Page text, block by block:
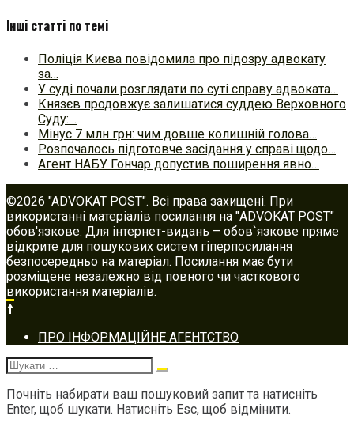
Інші статті по темі
Поліція Києва повідомила про підозру адвокату
за…
У суді почали розглядати по суті справу адвоката…
Князєв продовжує залишатися суддею Верховного
Суду:…
Мінус 7 млн грн: чим довше колишній голова…
Розпочалось підготовче засідання у справі щодо…
Агент НАБУ Гончар допустив поширення явно…
©2026 "ADVOKAT POST". Всі права захищені. При
використанні матеріалів посилання на "ADVOKAT POST"
обов'язкове. Для інтернет-видань – обов`язкове пряме
відкрите для пошукових систем гіперпосилання
безпосередньо на матеріал. Посилання має бути
розміщене незалежно від повного чи часткового
використання матеріалів.
Footer
navigation
ПРО ІНФОРМАЦІЙНЕ АГЕНТСТВО
Шукати:
Почніть набирати ваш пошуковий запит та натисніть
Enter, щоб шукати. Натисніть Esc, щоб відмінити.